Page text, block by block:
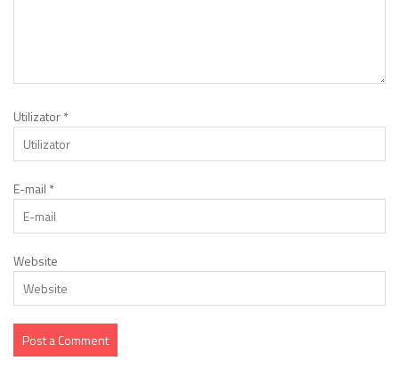
Utilizator*
E-mail *
Website